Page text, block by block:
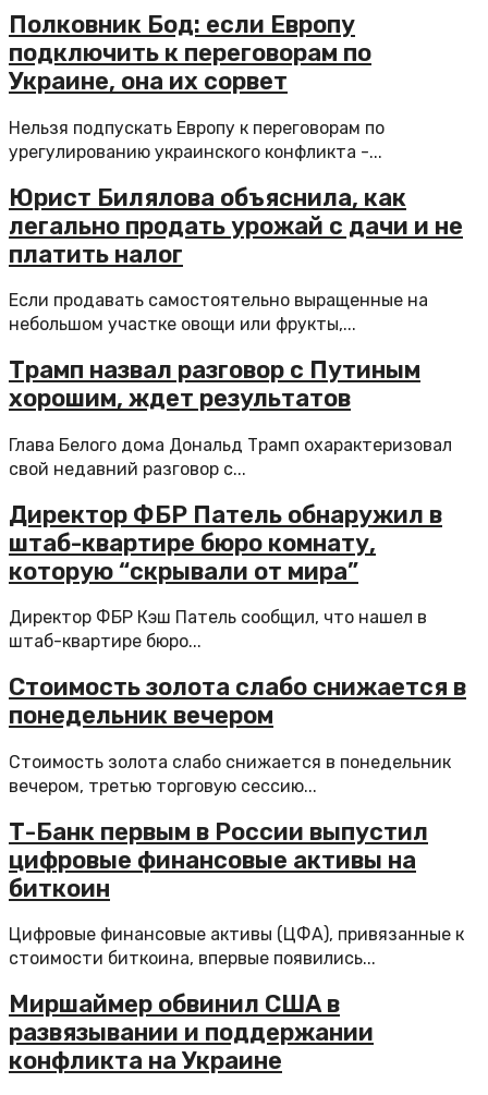
Полковник Бод: если Европу
подключить к переговорам по
Украине, она их сорвет
Нельзя подпускать Европу к переговорам по
урегулированию украинского конфликта -...
Юрист Билялова объяснила, как
легально продать урожай с дачи и не
платить налог
Если продавать самостоятельно выращенные на
небольшом участке овощи или фрукты,...
Трамп назвал разговор с Путиным
хорошим, ждет результатов
Глава Белого дома Дональд Трамп охарактеризовал
свой недавний разговор с...
Директор ФБР Патель обнаружил в
штаб-квартире бюро комнату,
которую “скрывали от мира”
Директор ФБР Кэш Патель сообщил, что нашел в
штаб-квартире бюро...
Стоимость золота слабо снижается в
понедельник вечером
Стоимость золота слабо снижается в понедельник
вечером, третью торговую сессию...
Т-Банк первым в России выпустил
цифровые финансовые активы на
биткоин
Цифровые финансовые активы (ЦФА), привязанные к
стоимости биткоина, впервые появились...
Миршаймер обвинил США в
развязывании и поддержании
конфликта на Украине